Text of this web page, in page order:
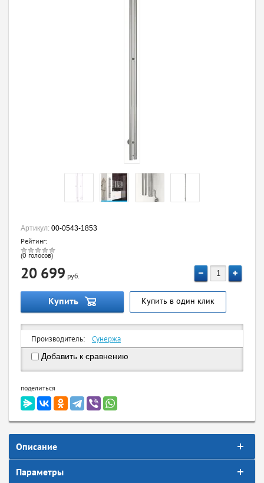
Артикул: 00-0543-1853
Рейтинг:
(0 голосов)
20 699 руб.
Купить Купить в один клик
Производитель: Сунержа
Добавить к сравнению
поделиться
Описание
Параметры